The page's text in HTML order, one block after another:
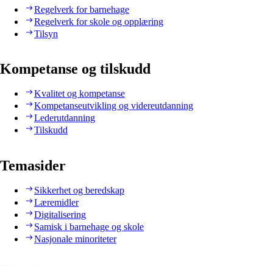
Regelverk for barnehage
Regelverk for skole og opplæring
Tilsyn
Kompetanse og tilskudd
Kvalitet og kompetanse
Kompetanseutvikling og videreutdanning
Lederutdanning
Tilskudd
Temasider
Sikkerhet og beredskap
Læremidler
Digitalisering
Samisk i barnehage og skole
Nasjonale minoriteter